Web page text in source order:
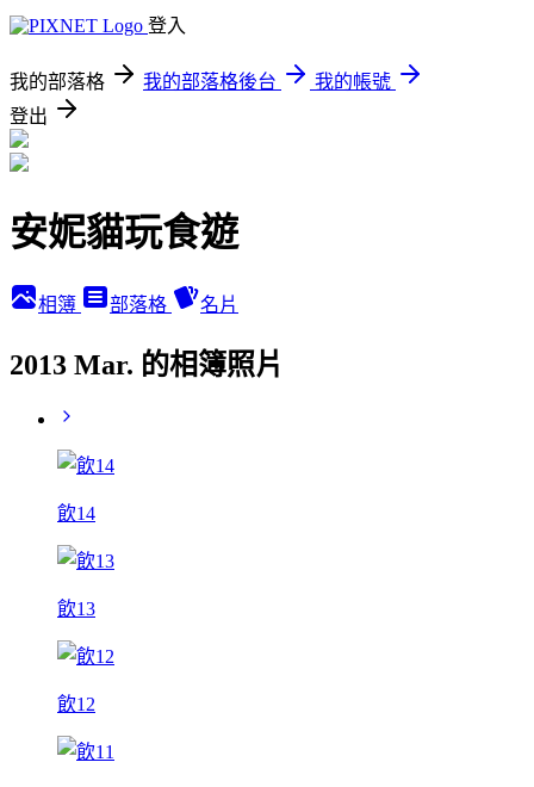
登入
我的部落格 我的部落格後台
我的帳號
登出
安妮貓玩食遊
相簿 部落格 名片
2013 Mar. 的相簿照片
飲14
飲13
飲12